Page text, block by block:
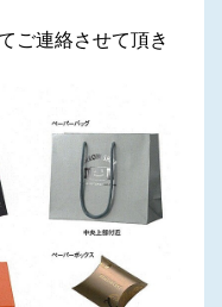
ご連絡させて頂き